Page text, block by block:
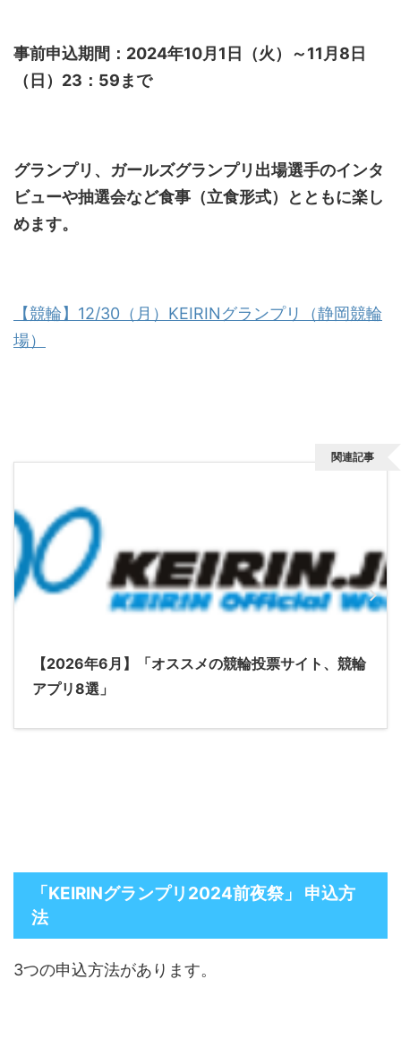
事前申込期間：2024年10月1日（火）～11月8日
（日）23：59まで
グランプリ、ガールズグランプリ出場選手のインタ
ビューや抽選会など食事（立食形式）とともに楽し
めます。
【競輪】12/30（月）KEIRINグランプリ（静岡競輪
場）
【2026年6月】「オススメの競輪投票サイト、競輪
アプリ8選」
関連記事
「KEIRINグランプリ2024前夜祭」 申込方
法
3つの申込方法があります。